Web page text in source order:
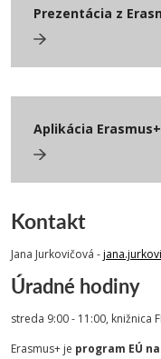
Prezentácia z
Aplikácia Erasmus+
Kontakt
Jana Jurkovičová -
Úradné hodiny
streda 9:00 - 11:00, knižnica
Erasmus+ je program EÚ